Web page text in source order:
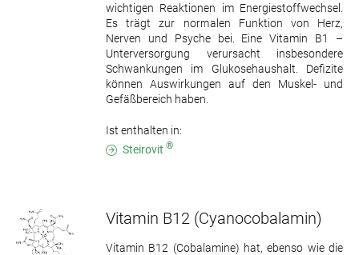
wichtigen Reaktionen im Energiestoffwechsel.
Es trägt zur normalen Funktion von Herz,
Nerven und Psyche bei. Eine Vitamin B1 –
Unterversorgung verursacht insbesondere
Schwankungen im Glukosehaushalt. Defizite
können Auswirkungen auf den Muskel- und
Gefäßbereich haben.
Ist enthalten in:
Steirovit ®
Vitamin B12 (Cyanocobalamin)
Vitamin B12 (Cobalamine) hat, ebenso wie die